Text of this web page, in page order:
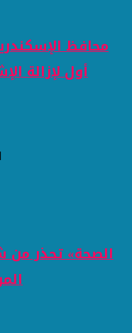
محافظ
أول لإزالة